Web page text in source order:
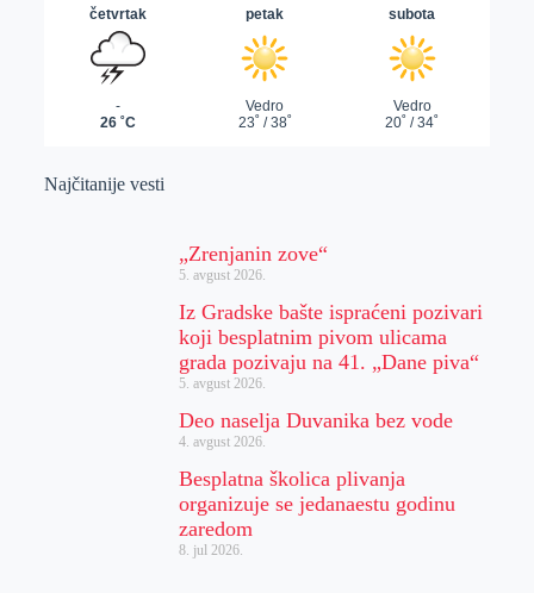
Najčitanije vesti
„Zrenjanin zove“
5. avgust 2026.
Iz Gradske bašte ispraćeni pozivari
koji besplatnim pivom ulicama
grada pozivaju na 41. „Dane piva“
5. avgust 2026.
Deo naselja Duvanika bez vode
4. avgust 2026.
Besplatna školica plivanja
organizuje se jedanaestu godinu
zaredom
8. jul 2026.